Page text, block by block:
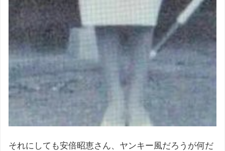
それにしても安倍昭恵さん、ヤンキー風だろうが何だ